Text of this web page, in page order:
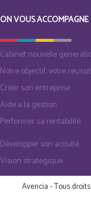
ON VOUS ACCOMPAGNE
Cabinet nouvelle
Notre objectif, votre
Créer son entreprise
Aide a la gestion
Performer sa rentabilité
Développer son activité
Vision strategique
Avencia - Tous